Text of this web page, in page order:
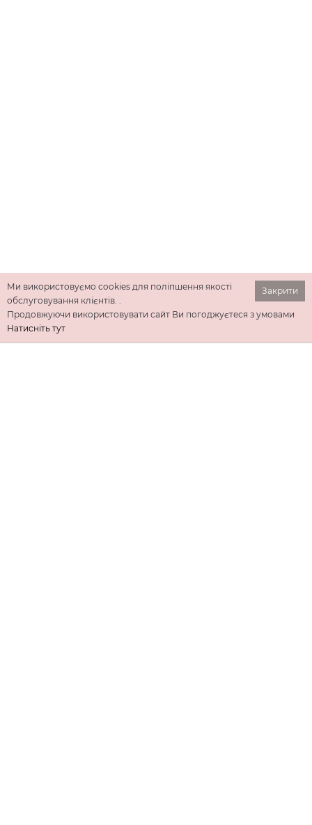
Закрити
Ми використовуємо cookies для поліпшення якості
обслуговування клієнтів. .
Продовжуючи використовувати сайт Ви погоджуєтеся з умовами
Натисніть тут